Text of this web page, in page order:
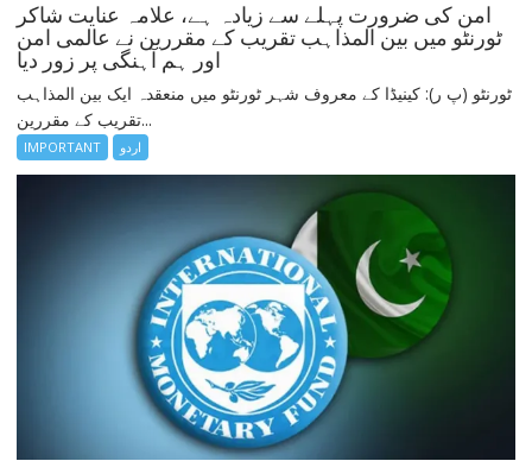
امن کی ضرورت پہلے سے زیادہ ہے، علامہ عنایت شاکر
ٹورنٹو میں بین المذاہب تقریب کے مقررین نے عالمی امن
اور ہم آہنگی پر زور دیا
ٹورنٹو (پ ر): کینیڈا کے معروف شہر ٹورنٹو میں منعقدہ ایک بین المذاہب
تقریب کے مقررین...
IMPORTANT اردو